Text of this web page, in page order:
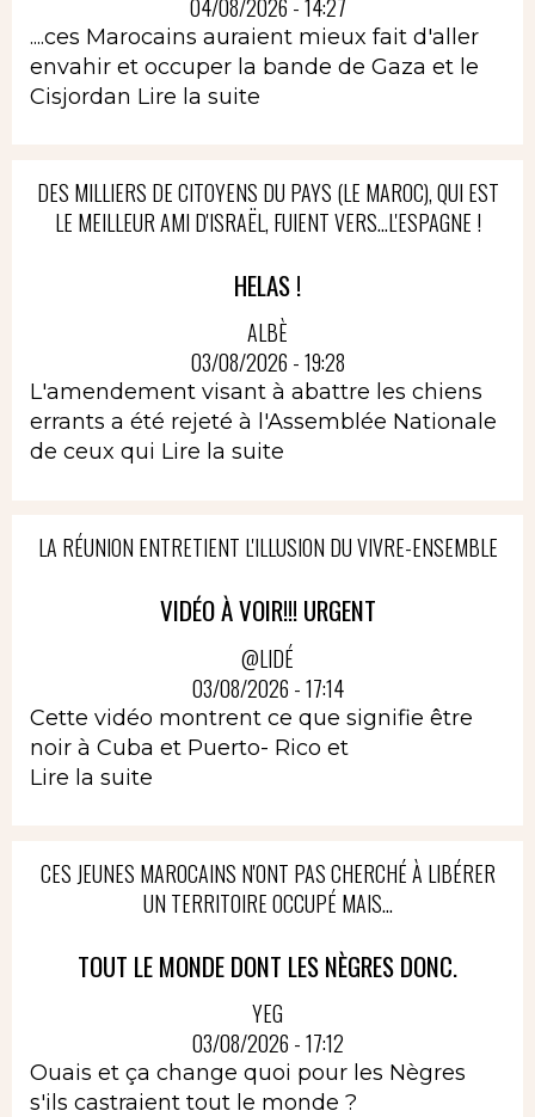
04/08/2026 - 14:27
....ces Marocains auraient mieux fait d'aller
envahir et occuper la bande de Gaza et le
Cisjordan Lire la suite
DES MILLIERS DE CITOYENS DU PAYS (LE MAROC), QUI EST
LE MEILLEUR AMI D'ISRAËL, FUIENT VERS...L'ESPAGNE !
HELAS !
ALBÈ
03/08/2026 - 19:28
L'amendement visant à abattre les chiens
errants a été rejeté à l'Assemblée Nationale
de ceux qui Lire la suite
LA RÉUNION ENTRETIENT L'ILLUSION DU VIVRE-ENSEMBLE
VIDÉO À VOIR!!! URGENT
@LIDÉ
03/08/2026 - 17:14
Cette vidéo montrent ce que signifie être
noir à Cuba et Puerto- Rico et
Lire la suite
CES JEUNES MAROCAINS N'ONT PAS CHERCHÉ À LIBÉRER
UN TERRITOIRE OCCUPÉ MAIS...
TOUT LE MONDE DONT LES NÈGRES DONC.
YEG
03/08/2026 - 17:12
Ouais et ça change quoi pour les Nègres
s'ils castraient tout le monde ?